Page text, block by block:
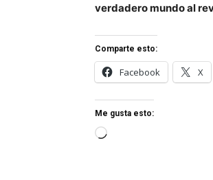
verdadero mundo al
Comparte esto:
Facebook X
Me gusta esto:
C